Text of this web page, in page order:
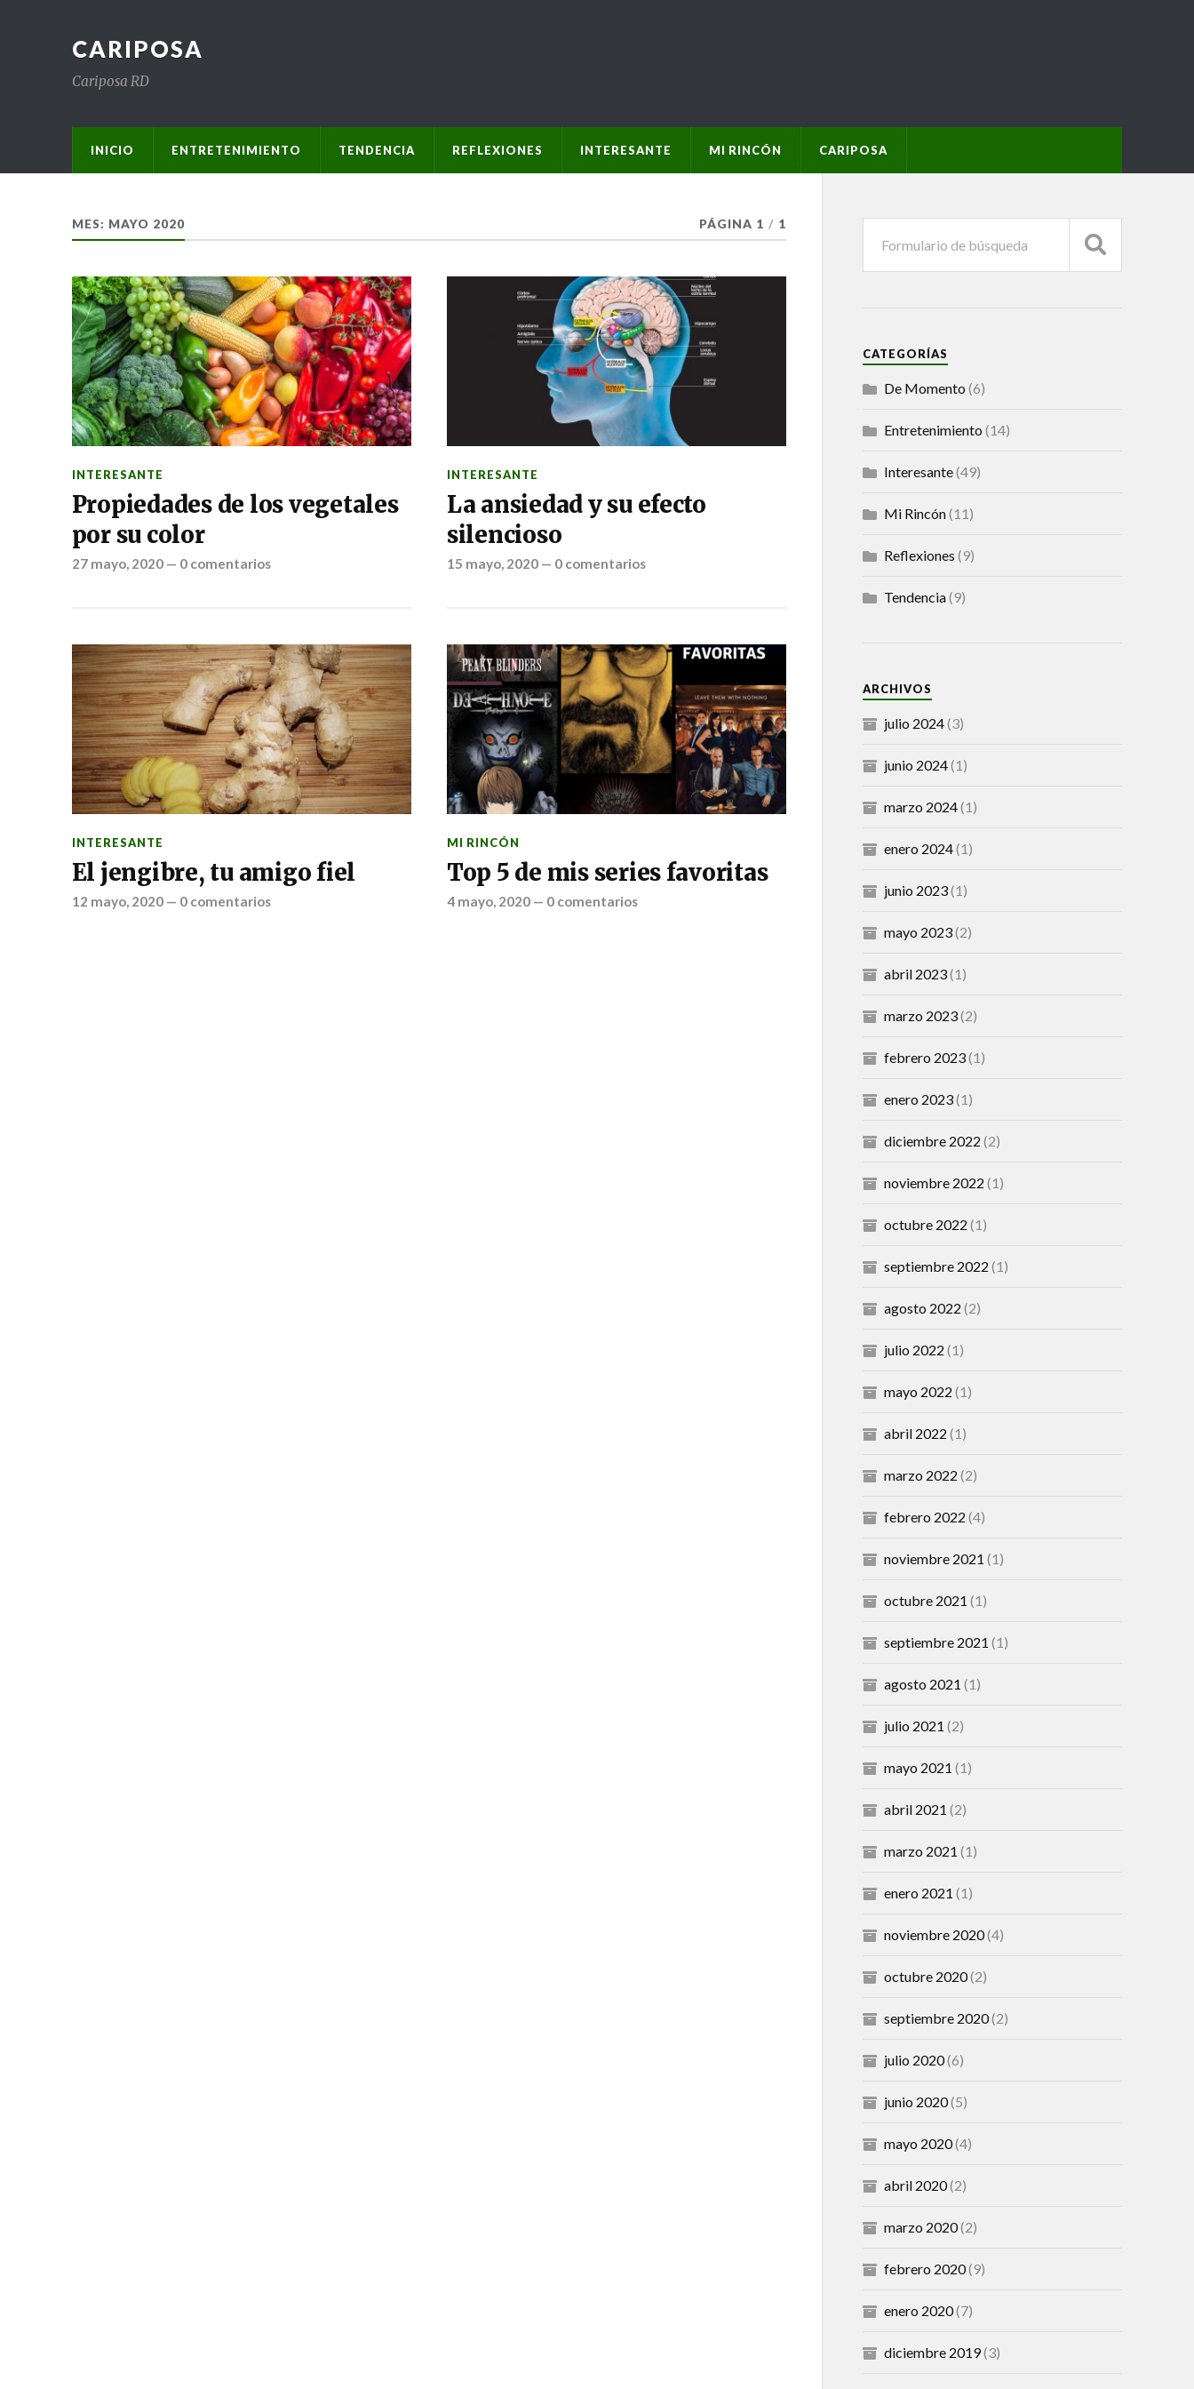
CARIPOSA
Cariposa RD
INICIO ENTRETENIMIENTO TENDENCIA REFLEXIONES INTERESANTE MI RINCÓN CARIPOSA
MES: MAYO 2020 PÁGINA 1 / 1
INTERESANTE
Propiedades de los vegetales
por su color
27 mayo, 2020— 0 comentarios
INTERESANTE
La ansiedad y su efecto
silencioso
15 mayo, 2020— 0 comentarios
INTERESANTE
El jengibre, tu amigo fiel
12 mayo, 2020— 0 comentarios
MI RINCÓN
Top 5 de mis series favoritas
4 mayo, 2020— 0 comentarios
CATEGORÍAS
De Momento (6)
Entretenimiento (14)
Interesante(49)
Mi Rincón(11)
Reflexiones (9)
Tendencia(9)
ARCHIVOS
julio 2024(3)
junio 2024(1)
marzo 2024(1)
enero 2024(1)
junio 2023(1)
mayo 2023(2)
abril 2023(1)
marzo 2023(2)
febrero 2023(1)
enero 2023(1)
diciembre 2022 (2)
noviembre 2022 (1)
octubre 2022 (1)
septiembre 2022 (1)
agosto 2022 (2)
julio 2022 (1)
mayo 2022 (1)
abril 2022 (1)
marzo 2022 (2)
febrero 2022 (4)
noviembre 2021 (1)
octubre 2021 (1)
septiembre 2021 (1)
agosto 2021 (1)
julio 2021 (2)
mayo 2021 (1)
abril 2021 (2)
marzo 2021 (1)
enero 2021 (1)
noviembre 2020(4)
octubre 2020(2)
septiembre 2020(2)
julio 2020(6)
junio 2020(5)
mayo 2020(4)
abril 2020(2)
marzo 2020(2)
febrero 2020(9)
enero 2020(7)
diciembre 2019(3)